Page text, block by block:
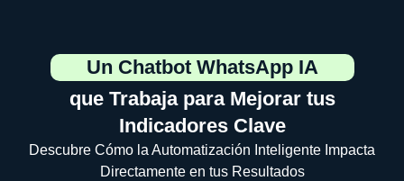
Un Chatbot WhatsApp IA
que Trabaja para Mejorar tus
Indicadores Clave
Descubre Cómo la Automatización Inteligente Impacta
Directamente en tus Resultados